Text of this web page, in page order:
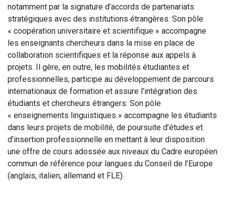
notamment par la signature d’accords de partenariats
stratégiques avec des institutions étrangères. Son pôle
« coopération universitaire et scientifique » accompagne
les enseignants chercheurs dans la mise en place de
collaboration scientifiques et la réponse aux appels à
projets. Il gère, en outre, les mobilités étudiantes et
professionnelles, participe au développement de parcours
internationaux de formation et assure l'intégration des
étudiants et chercheurs étrangers. Son pôle
« enseignements linguistiques » accompagne les étudiants
dans leurs projets de mobilité, de poursuite d’études et
d’insertion professionnelle en mettant à leur disposition
une offre de cours adossée aux niveaux du Cadre européen
commun de référence pour langues du Conseil de l’Europe
(anglais, italien, allemand et FLE).